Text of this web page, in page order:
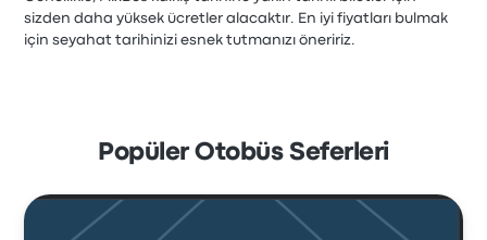
sizden daha yüksek ücretler alacaktır. En iyi fiyatları bulmak
için seyahat tarihinizi esnek tutmanızı öneririz.
Popüler Otobüs Seferleri